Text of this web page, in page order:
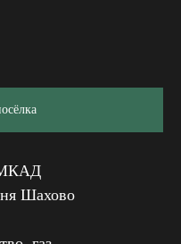
МКАД
Шахово